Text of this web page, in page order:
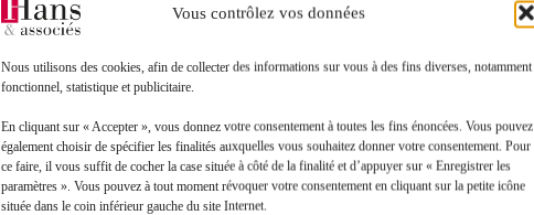
Vous contrôlez vos données
Nous utilisons des cookies, afin de collecter des informations sur vous à des fins diverses, notamment
fonctionnel, statistique et publicitaire.
En cliquant sur « Accepter », vous donnez votre consentement à toutes les fins énoncées. Vous pouvez
également choisir de spécifier les finalités auxquelles vous souhaitez donner votre consentement. Pour
ce faire, il vous suffit de cocher la case située à côté de la finalité et d’appuyer sur « Enregistrer les
paramètres ». Vous pouvez à tout moment révoquer votre consentement en cliquant sur la petite icône
située dans le coin inférieur gauche du site Internet.
Toutes les actualités